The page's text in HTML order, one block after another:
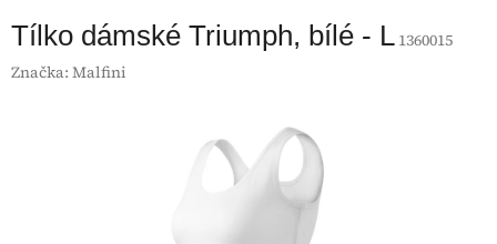
Tílko dámské Triumph, bílé - L 1360015
Značka: Malfini